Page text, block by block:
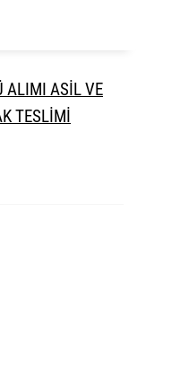
ALIMI ASİL VE
TESLİMİ